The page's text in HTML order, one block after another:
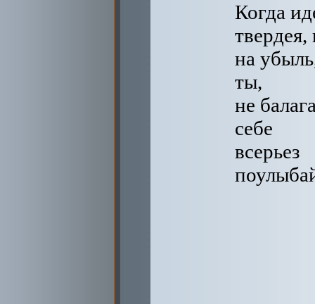
Когда
твердея,
на
ты,
не
себе
всерьез